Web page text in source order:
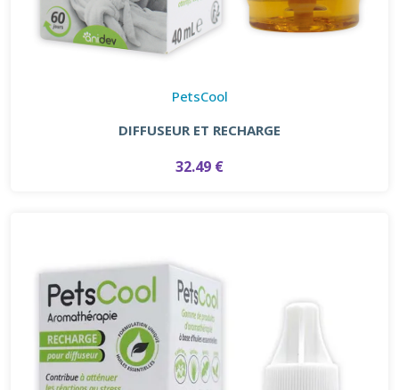
PetsCool
DIFFUSEUR ET RECHARGE
32.49 €